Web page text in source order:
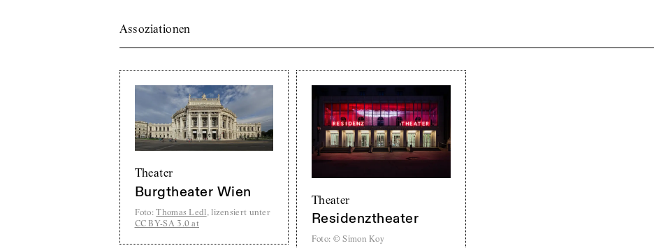
Assoziationen
Theater
Burgtheater Wien
Foto: Thomas Ledl, lizensiert unter
CC BY-SA 3.0 at
Theater
Residenztheater
Foto: © Simon Koy